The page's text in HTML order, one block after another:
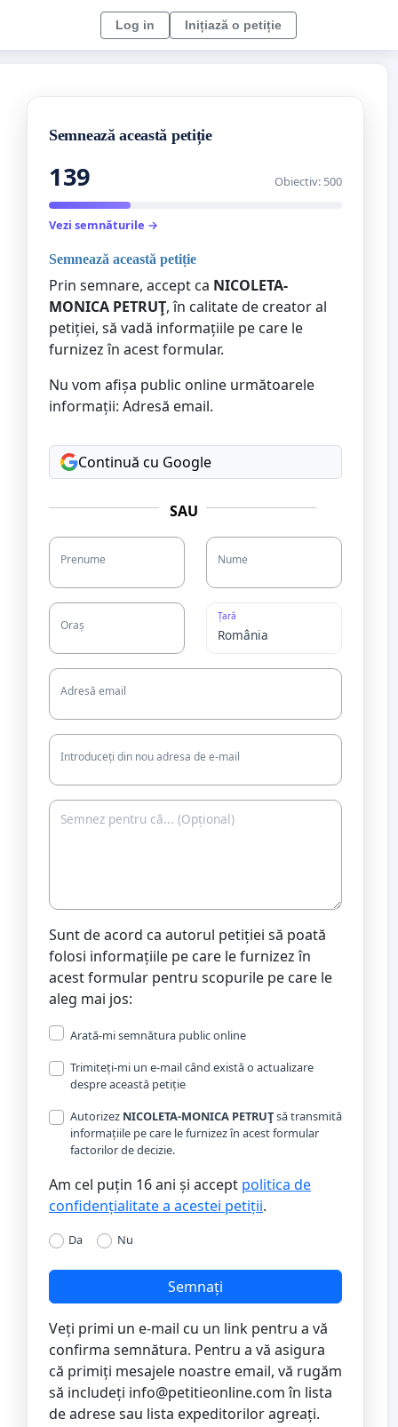
Log in Inițiază o petiție
Semnează această petiție
139 Obiectiv: 500
Vezi semnăturile →
Semnează această petiție
Prin semnare, accept ca NICOLETA-
MONICA PETRUŢ, în calitate de creator al
petiției, să vadă informațiile pe care le
furnizez în acest formular.
Nu vom afișa public online următoarele
informații: Adresă email.
Continuă cu Google
SAU
Prenume Nume
Oraș
Țară
Adresă email
Introduceți din nou adresa de e-mail
Sunt de acord ca autorul petiției să poată
folosi informațiile pe care le furnizez în
acest formular pentru scopurile pe care le
aleg mai jos:
Arată-mi semnătura public online
Trimiteți-mi un e-mail când există o actualizare
despre această petiție
Autorizez NICOLETA-MONICA PETRUŢsă transmită
informațiile pe care le furnizez în acest formular
factorilor de decizie.
Am cel puțin 16 ani și accept politica de
confidențialitate a acestei petiții.
Da Nu
Semnați
Veți primi un e-mail cu un link pentru a vă
confirma semnătura. Pentru a vă asigura
că primiți mesajele noastre email, vă rugăm
să includeți info@petitieonline.comîn lista
de adrese sau lista expeditorilor agreați.